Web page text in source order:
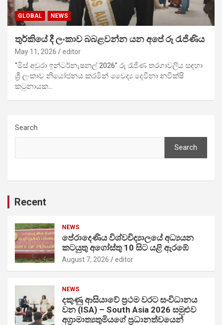
GLOBAL NEWS
තුර්කියේ දී ලංකාව බබළවන්න යන අපේ රූ රැජිණිය
May 11, 2026 editor
“මිස් අවුරා ඉන්ටර්නැෂනල් 2026” රූ රැජිණ තරගාවලිය සඳහා
ශ්‍රී ලංකාව නියෝජනය කරමින් වෛද්‍ය දෙවීනා නවීක්ෂි
කටුනායක…
Search
Search
Recent
NEWS
පේරාදෙණිය විශ්වවිද්‍යාලයේ අධ්‍යයන
කටයුතු අගෝස්තු 10 සිට යළි ඇරඹේ
August 7, 2026 editor
NEWS
දකුණු ආසියාවේ ප්‍රථම වරට සංවිධානය
වන (ISA) – South Asia 2026 සමුළුව
අග්‍රාමාත්‍යතුමියගේ ප්‍රධානත්වයෙන්